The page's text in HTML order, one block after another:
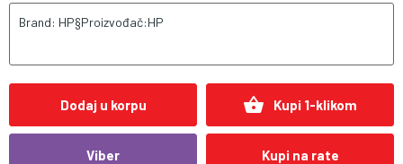
Brand: HP§Proizvođač:HP
Dodaj u korpu shopping_basket Kupi 1-klikom
Viber Kupi na rate